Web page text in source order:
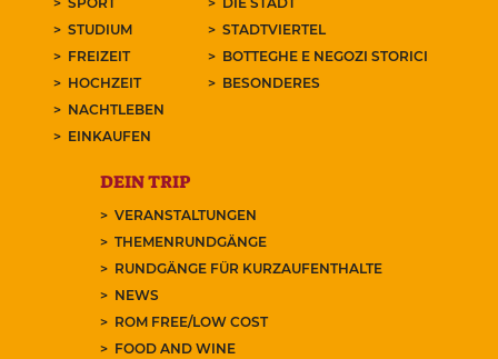
STUDIUM
FREIZEIT
HOCHZEIT
NACHTLEBEN
EINKAUFEN
STADTVIERTEL
BOTTEGHE E NEGOZI STORICI
BESONDERES
DEIN TRIP
VERANSTALTUNGEN
THEMENRUNDGÄNGE
RUNDGÄNGE FÜR KURZAUFENTHALTE
NEWS
ROM FREE/LOW COST
FOOD AND WINE